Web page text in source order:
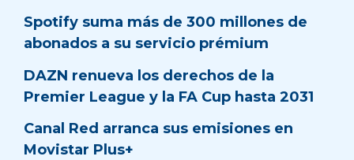
Spotify suma más de 300 millones de
abonados a su servicio prémium
DAZN renueva los derechos de la
Premier League y la FA Cup hasta 2031
Canal Red arranca sus emisiones en
Movistar Plus+